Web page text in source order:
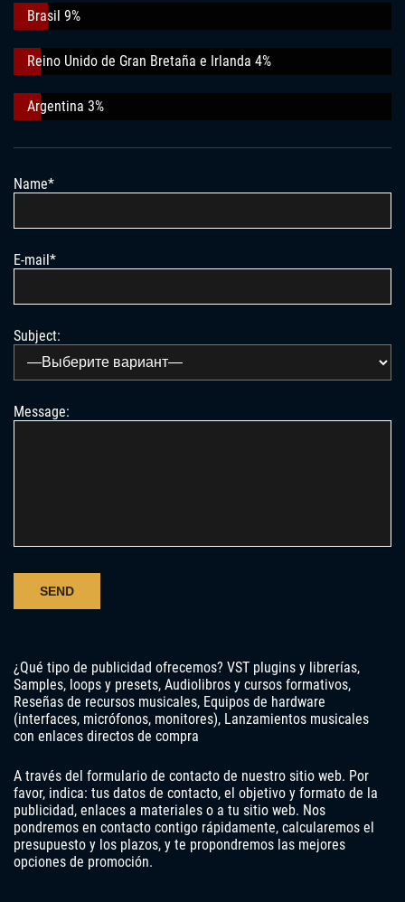
Brasil 9%
Reino Unido de Gran Bretaña e Irlanda 4%
Argentina 3%
Name*
E-mail*
Subject:
Message:
¿Qué tipo de publicidad ofrecemos? VST plugins y librerías,
Samples, loops y presets, Audiolibros y cursos formativos,
Reseñas de recursos musicales, Equipos de hardware
(interfaces, micrófonos, monitores), Lanzamientos musicales
con enlaces directos de compra
A través del formulario de contacto de nuestro sitio web. Por
favor, indica: tus datos de contacto, el objetivo y formato de la
publicidad, enlaces a materiales o a tu sitio web. Nos
pondremos en contacto contigo rápidamente, calcularemos el
presupuesto y los plazos, y te propondremos las mejores
opciones de promoción.